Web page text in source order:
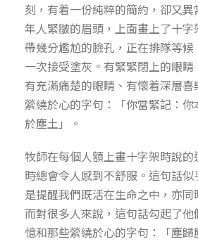
刻，有着一份純粹的簡約，卻又
年人緊皺的眉頭，上面畫上了十
帶幾分尷尬的臉孔，正在排隊等
一次接受塗灰。有緊緊閉上的眼睛
有充滿痛楚的眼睛、有懷着深層
縈繞於心的字句：「你當緊記：
於塵土」。
牧師在每個人額上畫十字架時說
時總會令人感到不舒服。這句話
是提醒我們既活在生命之中，亦同
而對很多人來說，這句話勾起了
憶和那些縈繞於心的字句：「塵